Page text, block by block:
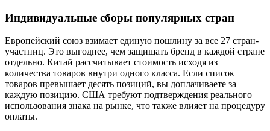
Индивидуальные сборы популярных стран
Европейский союз взимает единую пошлину за все 27 стран-
участниц. Это выгоднее, чем защищать бренд в каждой стране
отдельно. Китай рассчитывает стоимость исходя из
количества товаров внутри одного класса. Если список
товаров превышает десять позиций, вы доплачиваете за
каждую позицию. США требуют подтверждения реального
использования знака на рынке, что также влияет на процедуру
оплаты.